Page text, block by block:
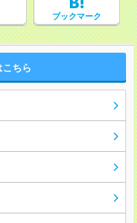
ブックマーク
こちら